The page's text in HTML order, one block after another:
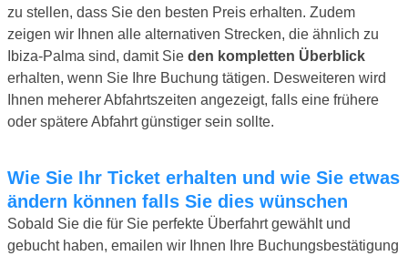
zu stellen, dass Sie den besten Preis erhalten. Zudem
zeigen wir Ihnen alle alternativen Strecken, die ähnlich zu
Ibiza-Palma sind, damit Sie den kompletten Überblick
erhalten, wenn Sie Ihre Buchung tätigen. Desweiteren wird
Ihnen meherer Abfahrtszeiten angezeigt, falls eine frühere
oder spätere Abfahrt günstiger sein sollte.
Wie Sie Ihr Ticket erhalten und wie Sie etwas
ändern können falls Sie dies wünschen
Sobald Sie die für Sie perfekte Überfahrt gewählt und
gebucht haben, emailen wir Ihnen Ihre Buchungsbestätigung